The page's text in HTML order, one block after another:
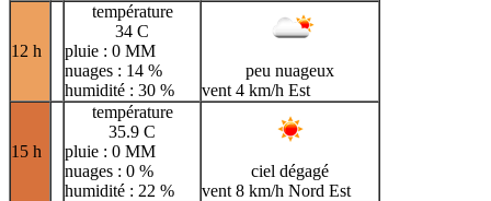
12 h
température
34 C
pluie : 0 MM
nuages : 14 %
humidité : 30 %
peu nuageux
vent 4 km/h Est
15 h
température
35.9 C
pluie : 0 MM
nuages : 0 %
humidité : 22 %
ciel dégagé
vent 8 km/h Nord Est